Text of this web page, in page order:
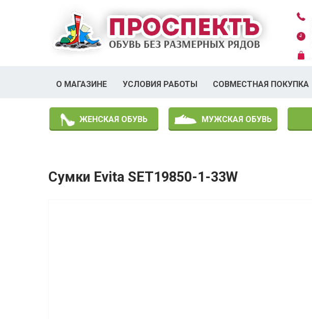
О МАГАЗИНЕ УСЛОВИЯ РАБОТЫ СОВМЕСТНАЯ ПОКУПКА
ЖЕНСКАЯ ОБУВЬ МУЖСКАЯ ОБУВЬ
Сумки Evita SET19850-1-33W